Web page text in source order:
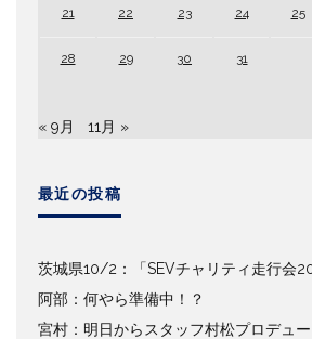
21 22 23 24 25
28 29 30 31
« 9月 11月 »
最近の投稿
茨城県10/2：「SEVチャリティ走行会
阿部：何やら準備中！？
宮村：明日からスタッフ村松プロデュー